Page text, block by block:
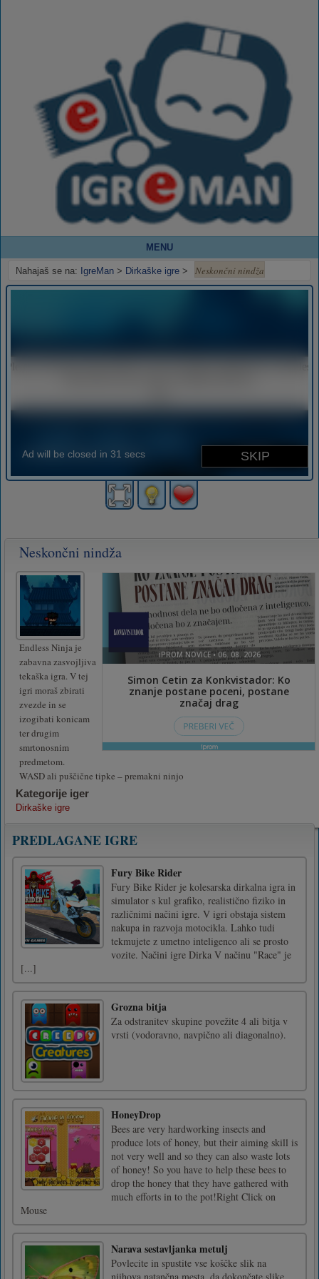
MENU
Nahajaš se na: IgreMan > Dirkaške igre > Neskončni nindža
Neskončni nindža
Endless Ninja je
zabavna zasvojljiva
tekaška igra. V tej
igri moraš zbirati
zvezde in se
izogibati konicam
ter drugim
smrtonosnim
predmetom.
WASD ali puščične tipke – premakni ninjo
Kategorije iger
Dirkaške igre
PREDLAGANE IGRE
Fury Bike Rider
Fury Bike Rider je kolesarska dirkalna igra in
simulator s kul grafiko, realistično fiziko in
različnimi načini igre. V igri obstaja sistem
nakupa in razvoja motocikla. Lahko tudi
tekmujete z umetno inteligenco ali se prosto
vozite. Načini igre Dirka V načinu "Race" je
[...]
Grozna bitja
Za odstranitev skupine povežite 4 ali bitja v
vrsti (vodoravno, navpično ali diagonalno).
HoneyDrop
Bees are very hardworking insects and
produce lots of honey, but their aiming skill is
not very well and so they can also waste lots
of honey! So you have to help these bees to
drop the honey that they have gathered with
much efforts in to the pot!Right Click on
Mouse
Narava sestavljanka metulj
Povlecite in spustite vse koščke slik na